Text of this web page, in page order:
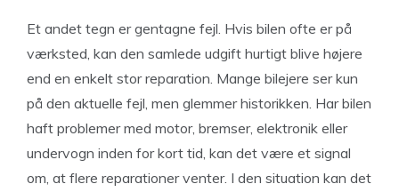
Et andet tegn er gentagne fejl. Hvis bilen ofte er på
værksted, kan den samlede udgift hurtigt blive højere
end en enkelt stor reparation. Mange bilejere ser kun
på den aktuelle fejl, men glemmer historikken. Har bilen
haft problemer med motor, bremser, elektronik eller
undervogn inden for kort tid, kan det være et signal
om, at flere reparationer venter. I den situation kan det